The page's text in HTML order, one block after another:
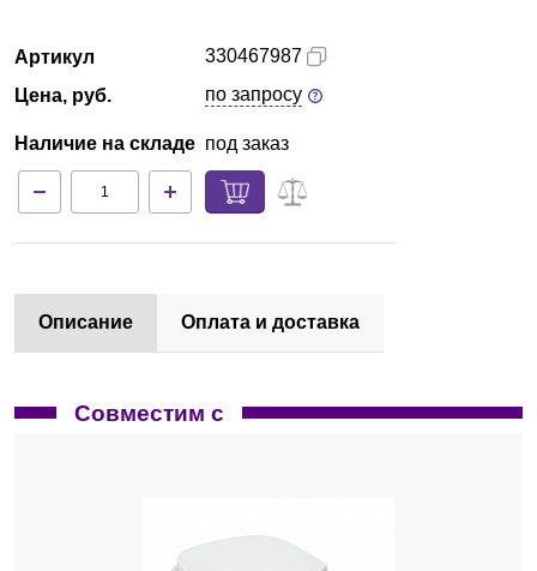
Производители
Доставка и оплата
Контакты
Артикул
Цена, руб.
Наличие на складе
330467987
по запросу
под заказ
Описание Оплата и доставка
Совместим с